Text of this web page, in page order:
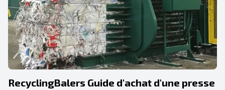
RecyclingBalers Guide d'achat d'une presse